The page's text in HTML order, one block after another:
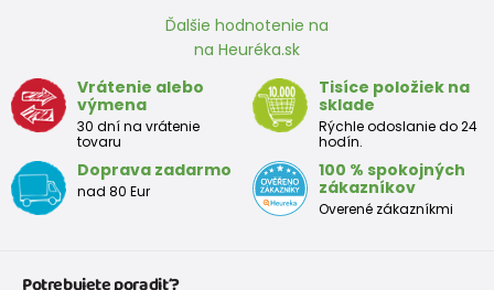
Približná tabuľka veľkosti batoľaťa
Veľkosť
Výška
(cm)
Prsia
(cm)
Pás
(cm)
(cm)
12
mesiacov
68 - 80 47 52
Ďalšie hodnotenie na
na Heuréka.sk
Vrátenie alebo
výmena
30 dní na vrátenie
tovaru
Tisíce položiek na
sklade
Rýchle odoslanie do 24
hodín.
Doprava zadarmo
nad 80 Eur
100 % spokojných
zákazníkov
Overené zákazníkmi